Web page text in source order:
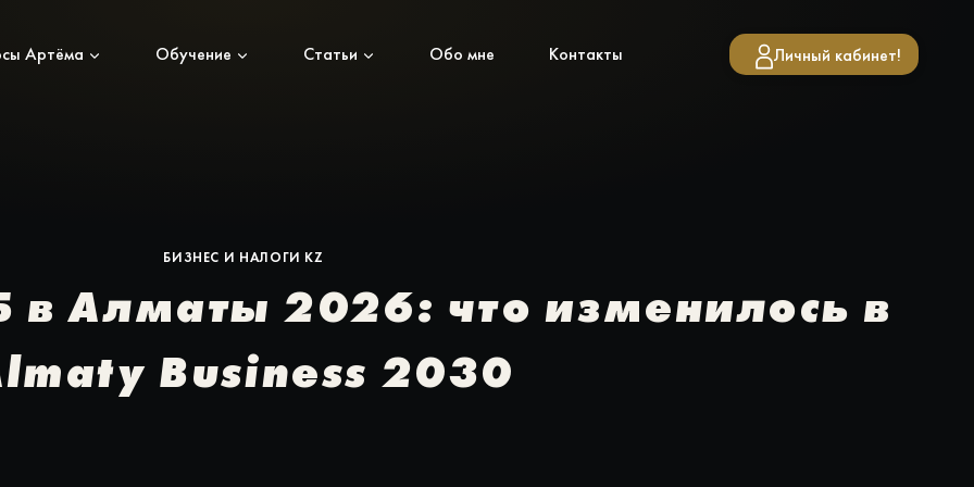
Артёма Обучение Статьи Обо мне Контакты Личный кабинет!
БИЗНЕС И НАЛОГИ KZ
Алматы 2026: что изменилось в
Business 2030